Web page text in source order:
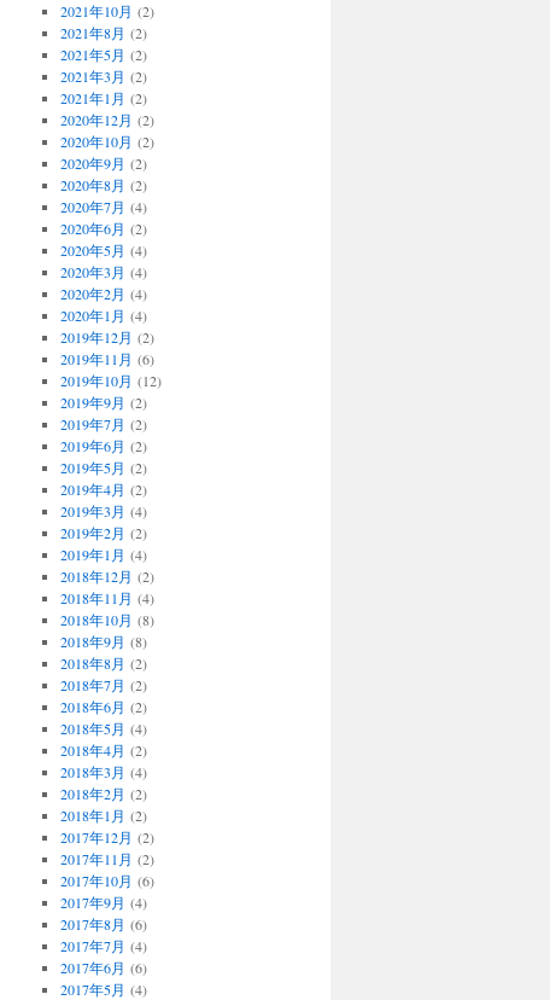
2021年10月 (2)
2021年8月 (2)
2021年5月 (2)
2021年3月 (2)
2021年1月 (2)
2020年12月 (2)
2020年10月 (2)
2020年9月 (2)
2020年8月 (2)
2020年7月 (4)
2020年6月 (2)
2020年5月 (4)
2020年3月 (4)
2020年2月 (4)
2020年1月 (4)
2019年12月 (2)
2019年11月 (6)
2019年10月 (12)
2019年9月 (2)
2019年7月 (2)
2019年6月 (2)
2019年5月 (2)
2019年4月 (2)
2019年3月 (4)
2019年2月 (2)
2019年1月 (4)
2018年12月 (2)
2018年11月 (4)
2018年10月 (8)
2018年9月 (8)
2018年8月 (2)
2018年7月 (2)
2018年6月 (2)
2018年5月 (4)
2018年4月 (2)
2018年3月 (4)
2018年2月 (2)
2018年1月 (2)
2017年12月 (2)
2017年11月 (2)
2017年10月 (6)
2017年9月 (4)
2017年8月 (6)
2017年7月 (4)
2017年6月 (6)
2017年5月 (4)